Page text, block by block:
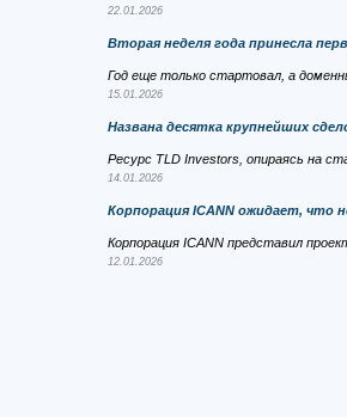
22.01.2026
Вторая неделя года принесла
Год еще только стартовал, а
15.01.2026
Названа десятка крупнейших
Ресурс TLD Investors, опираясь на
14.01.2026
Корпорация ICANN ожидает, что
Корпорация ICANN представил
12.01.2026